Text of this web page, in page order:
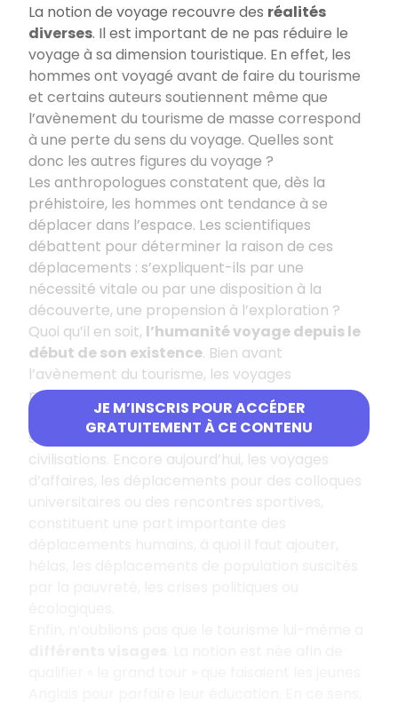
JE M’INSCRIS POUR ACCÉDER
GRATUITEMENT À CE CONTENU
La notion de voyage recouvre des réalités
diverses. Il est important de ne pas réduire le
voyage à sa dimension touristique. En effet, les
hommes ont voyagé avant de faire du tourisme
et certains auteurs soutiennent même que
l’avènement du tourisme de masse correspond
à une perte du sens du voyage. Quelles sont
donc les autres figures du voyage ?
Les anthropologues constatent que, dès la
préhistoire, les hommes ont tendance à se
déplacer dans l’espace. Les scientifiques
débattent pour déterminer la raison de ces
déplacements : s’expliquent-ils par une
nécessité vitale ou par une disposition à la
découverte, une propension à l’exploration ?
Quoi qu’il en soit, l’humanité voyage depuis le
début de son existence. Bien avant
l’avènement du tourisme, les voyages
marchands, les pèlerinages religieux, les
conquêtes militaires, les expéditions scientifiques
sont des composantes essentielles des
civilisations. Encore aujourd’hui, les voyages
d’affaires, les déplacements pour des colloques